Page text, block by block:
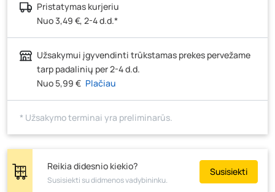
Pramonės g. 7, Šiauliai
Klaipėdos g. 170R, Panevėžys
J. Basanavičiaus g. 6, Utena
Novočėbės k. 3, Kėdainiai
Skuodo g. 41, Mažeikiai- 10 vienetų
Žemaičių g. 2, Raseiniai
Pramonės g. 6E, Šilutė- 0 vienetų
Pristatymas kurjeriu
Nuo 3,49 €, 2-4 d.d.*
Užsakymui įgyvendinti trūkstamas prekes pervežame
tarp padalinių per 2-4 d.d.
Nuo 5,99 € Plačiau
* Užsakymo terminai yra preliminarūs.
Reikia didesnio kiekio?
Susisiekti su didmenos vadybininku.
Susisiekti